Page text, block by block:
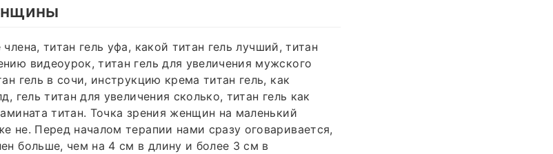
титан гель уфа, какой титан гель лучший, титан
видеоурок, титан гель для увеличения мужского
гель в сочи, инструкцию крема титан гель, как
гель титан для увеличения сколько, титан гель как
титан. Точка зрения женщин на маленький
не. Перед началом терапии нами сразу оговаривается,
больше, чем на 4 см в длину и более 3 см в